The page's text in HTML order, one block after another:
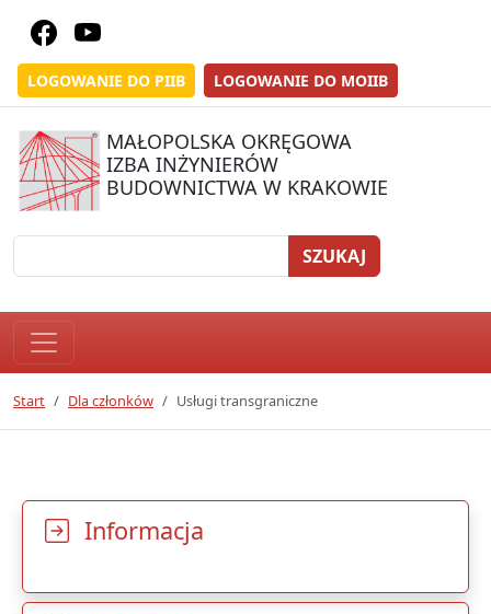
LOGOWANIE DO PIIB LOGOWANIE DO MOIIB
MAŁOPOLSKA OKRĘGOWA
IZBA INŻYNIERÓW
BUDOWNICTWA W KRAKOWIE
SZUKAJ
Start Dla członków Usługi transgraniczne
Informacja